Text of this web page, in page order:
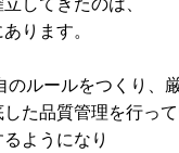
ります。
ルールをつくり、
た品質管理を行って
ようになり